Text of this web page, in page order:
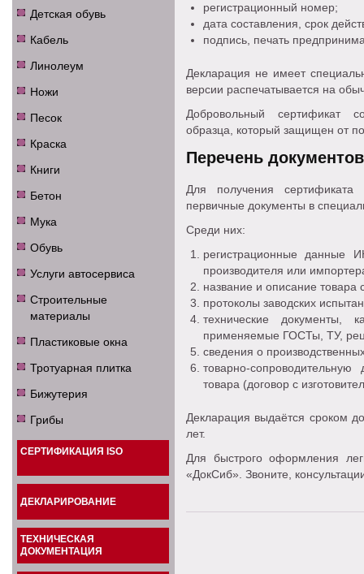
Детская обувь
Кабель
Линолеум
Ножи
Песок
Краска
Книги
Бетон
Мука
Обувь
Услуги автосервиса
Строительные
материалы
Пластиковые окна
Тротуарная плитка
Бижутерия
Грибы
СЕРТИФИКАЦИЯ ISO
ДЕКЛАРИРОВАНИЕ
ТЕХНИЧЕСКАЯ
ДОКУМЕНТАЦИЯ
регистрационный номер;
дата составления, срок
подпись, печать
Декларация не имеет
версии распечатывается на
Добровольный сертификат
образца, который защищен от
Перечень
Для получения сертификата
первичные документы в
Среди них:
регистрационные данные
производителя или
название и описание товара
протоколы заводских
технические документы,
применяемые ГОСТы, ТУ,
сведения о
товарно-
товара (договор с
Декларация выдаётся сроком
лет.
Для быстрого оформления
«ДокСиб». Звоните,